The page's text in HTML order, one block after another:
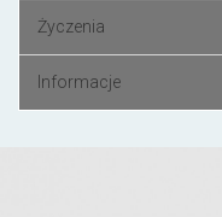
Życzenia
Informacje